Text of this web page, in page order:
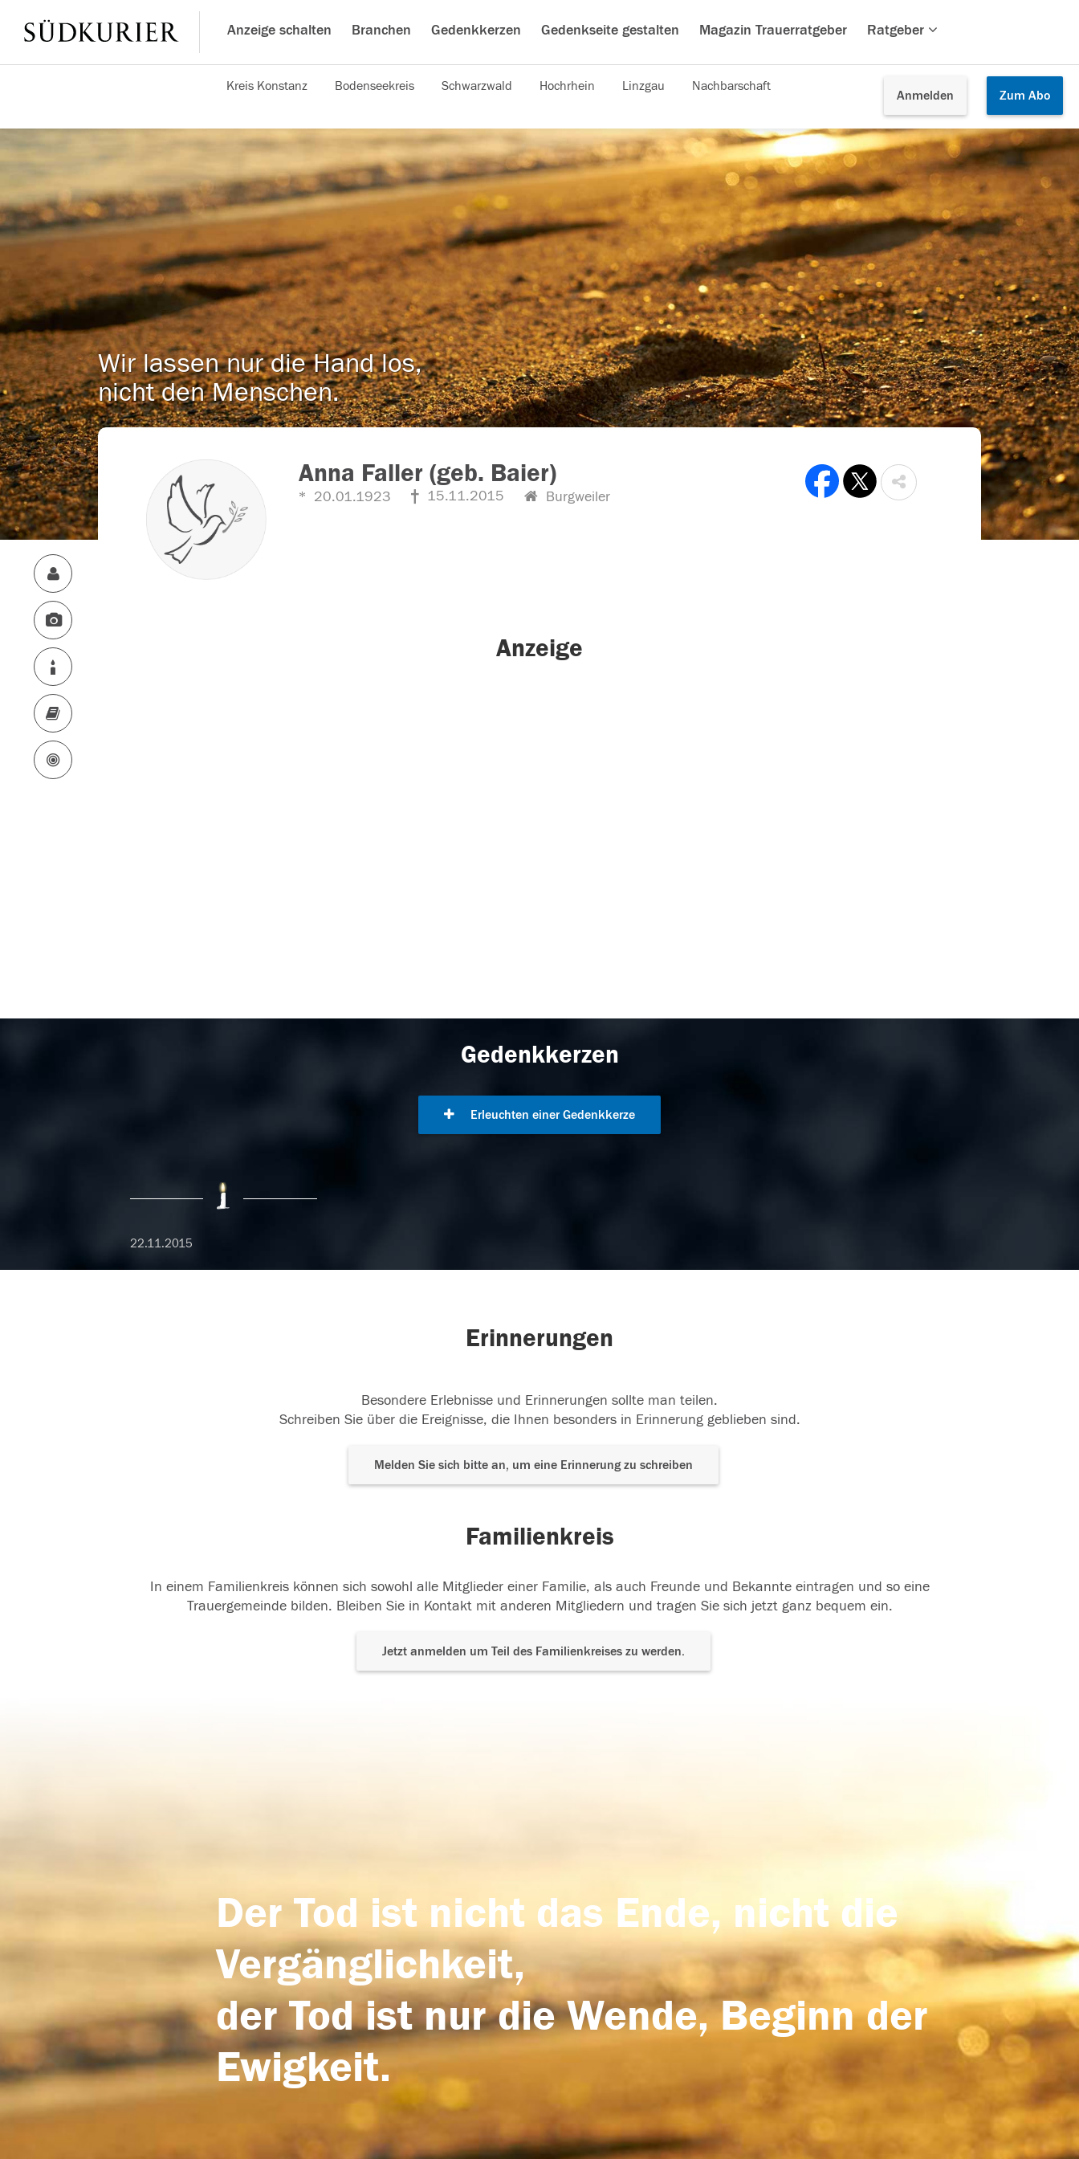
Anzeige schalten Branchen Gedenkkerzen Gedenkseite gestalten Magazin Trauerratgeber Ratgeber
Anmelden Zum Abo
Kreis Konstanz Bodenseekreis Schwarzwald Hochrhein Linzgau Nachbarschaft
Wir lassen nur die Hand los,
nicht den Menschen.
Anna Faller (geb. Baier)
20.01.1923 15.11.2015 Burgweiler
Anzeige
Gedenkkerzen
Erleuchten einer Gedenkkerze
22.11.2015
Erinnerungen
Besondere Erlebnisse und Erinnerungen sollte man teilen.
Schreiben Sie über die Ereignisse, die Ihnen besonders in Erinnerung geblieben sind.
Melden Sie sich bitte an, um eine Erinnerung zu schreiben
Familienkreis
In einem Familienkreis können sich sowohl alle Mitglieder einer Familie, als auch Freunde und Bekannte eintragen und so eine
Trauergemeinde bilden. Bleiben Sie in Kontakt mit anderen Mitgliedern und tragen Sie sich jetzt ganz bequem ein.
Jetzt anmelden um Teil des Familienkreises zu werden.
Der Tod ist nicht das Ende, nicht die
Vergänglichkeit,
der Tod ist nur die Wende, Beginn der
Ewigkeit.